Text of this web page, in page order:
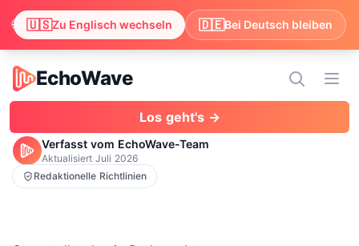
EchoWave
EchoWave
Los geht's →
Verfasst vom EchoWave-Team
Aktualisiert Juli 2026
Redaktionelle Richtlinien
🌐 Wir haben festgestellt, dass dein Browser Englisch
🇺🇸Zu Englisch wechseln 🇩🇪Bei Deutsch bleiben